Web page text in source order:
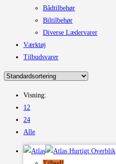
Bådtilbehør
Biltilbehør
Diverse Lædervarer
Værktøj
Tilbudsvarer
Visning:
12
24
Alle
Hurtigt Overblik